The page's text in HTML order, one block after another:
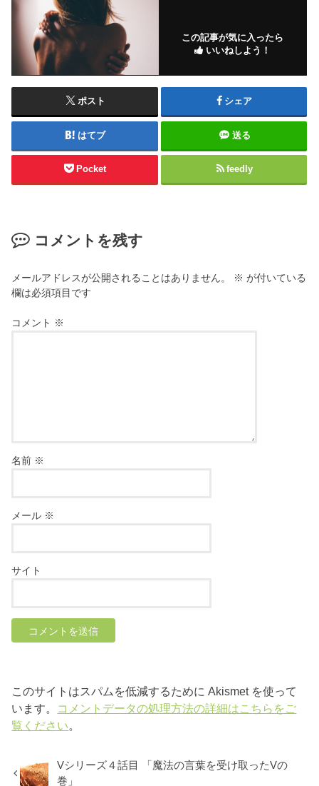
この記事が気に入ったら
いいねしよう！
ポスト シェア
はてブ 送る
Pocket feedly
コメントを残す
メールアドレスが公開されることはありません。 ※ が付いている
欄は必須項目です
コメント ※
名前 ※
メール ※
サイト
このサイトはスパムを低減するために Akismet を使って
います。 コメントデータの処理方法の詳細はこちらをご
覧ください。
Vシリーズ４話目 「魔法の言葉を受け取ったVの
巻」